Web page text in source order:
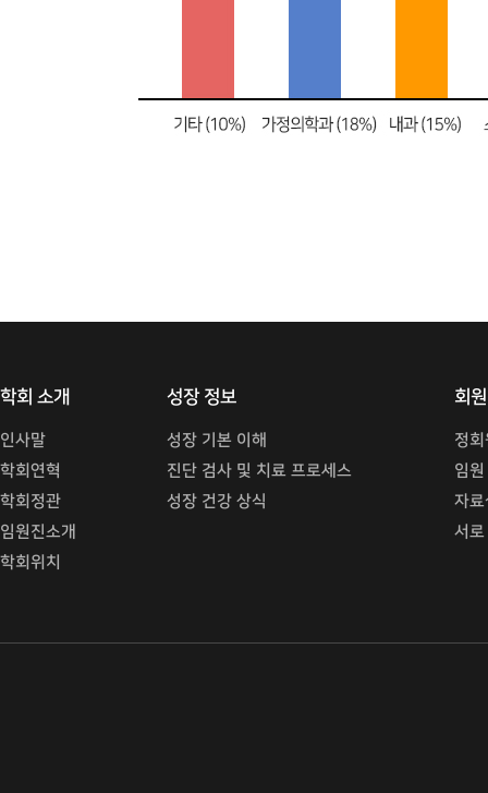
학회 소개
인사말
학회연혁
학회정관
임원진소개
학회위치
성장 정보
성장 기본 이해
진단 검사 및 치료 프로세스
성장 건강 상식
회
정
임
자료
서